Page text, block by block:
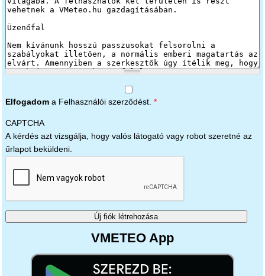
Elfogadoma Felhasználói szerződést. *
CAPTCHA
A kérdés azt vizsgálja, hogy valós látogató vagy robot szeretné az
űrlapot beküldeni.
VMETEO App